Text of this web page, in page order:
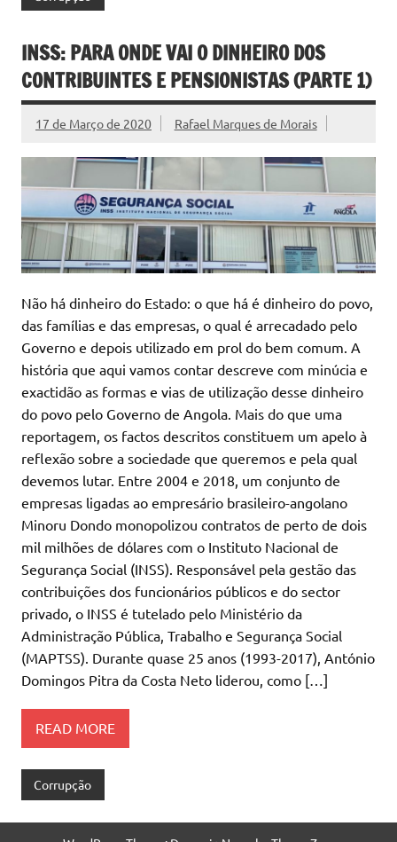
INSS: PARA ONDE VAI O DINHEIRO DOS
CONTRIBUINTES E PENSIONISTAS (PARTE 1)
17 de Março de 2020 Rafael Marques de Morais
Não há dinheiro do Estado: o que há é dinheiro do povo,
das famílias e das empresas, o qual é arrecadado pelo
Governo e depois utilizado em prol do bem comum. A
história que aqui vamos contar descreve com minúcia e
exactidão as formas e vias de utilização desse dinheiro
do povo pelo Governo de Angola. Mais do que uma
reportagem, os factos descritos constituem um apelo à
reflexão sobre a sociedade que queremos e pela qual
devemos lutar. Entre 2004 e 2018, um conjunto de
empresas ligadas ao empresário brasileiro-angolano
Minoru Dondo monopolizou contratos de perto de dois
mil milhões de dólares com o Instituto Nacional de
Segurança Social (INSS). Responsável pela gestão das
contribuições dos funcionários públicos e do sector
privado, o INSS é tutelado pelo Ministério da
Administração Pública, Trabalho e Segurança Social
(MAPTSS). Durante quase 25 anos (1993-2017), António
Domingos Pitra da Costa Neto liderou, como […]
READ MORE
Corrupção